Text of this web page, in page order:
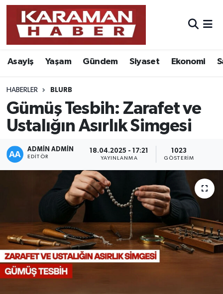
Asayiş Yaşam Gündem Siyaset Ekonomi
HABERLER BLURB
Gümüş Tesbih: Zarafet ve
Ustalığın Asırlık Simgesi
ADMIN ADMIN
EDITÖR
18.04.2025 - 17:21
YAYINLANMA
1023
GÖSTERIM
Asayiş
Bilim - Teknoloji
Eğitim
Ekonomi
Kültür Sanat
Sağlık
Siyaset
Spor
Nöbetçi Eczaneler
Hava Durumu
Karaman Namaz Vakitleri
Trafik Durumu
Son Dakika Haberleri
Haber Arşivi